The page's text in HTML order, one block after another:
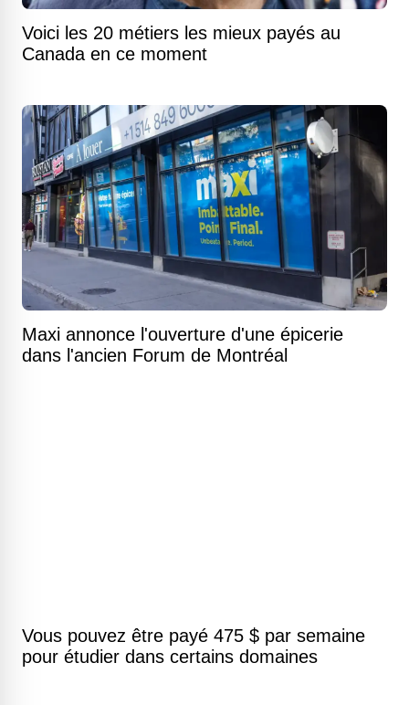
Voici les 20 métiers les mieux payés au
Canada en ce moment
Maxi annonce l'ouverture d'une épicerie
dans l'ancien Forum de Montréal
Vous pouvez être payé 475 $ par semaine
pour étudier dans certains domaines